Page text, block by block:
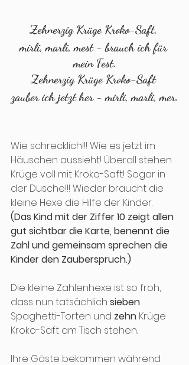
Zehnerzig Krüge Kroko-Saft,
mirli, marli, mest - brauch ich für
mein Fest.
Zehnerzig Krüge Kroko-Saft
zauber ich jetzt her - mirli, marli, mer.
Wie schrecklich!!! Wie es jetzt im
Häuschen aussieht! Überall stehen
Krüge voll mit Kroko-Saft! Sogar in
der Dusche!!! Wieder braucht die
kleine Hexe die Hilfe der Kinder.
(Das Kind mit der Ziffer 10 zeigt allen
gut sichtbar die Karte, benennt die
Zahl und gemeinsam sprechen die
Kinder den Zauberspruch.)
Die kleine Zahlenhexe ist so froh,
dass nun tatsächlich sieben
Spaghetti-Torten und zehn Krüge
Kroko-Saft am Tisch stehen.
Ihre Gäste bekommen während